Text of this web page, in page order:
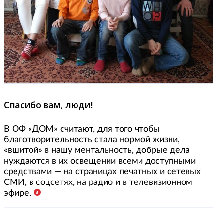
Спасибо вам, люди!
В ОФ «ДОМ» считают, для того чтобы
благотворительность стала нормой жизни,
«вшитой» в нашу ментальность, добрые дела
нуждаются в их освещении всеми доступными
средствами — на страницах печатных и сетевых
СМИ, в соцсетях, на радио и в телевизионном
эфире.